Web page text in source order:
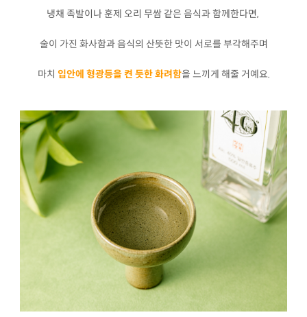
냉채 족발이나 훈제 오리 무쌈 같은 음식과 함께한다면,
술이 가진 화사함과 음식의 산뜻한 맛이 서로를 부각해주며
마치 입안에 형광등을 켠 듯한 화려함을 느끼게 해줄 거예요.